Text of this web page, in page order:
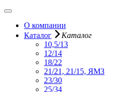
О компании
Каталог
Каталог
10,5/13
12/14
18/22
21/21, 21/15, ЯМЗ
23/30
25/34